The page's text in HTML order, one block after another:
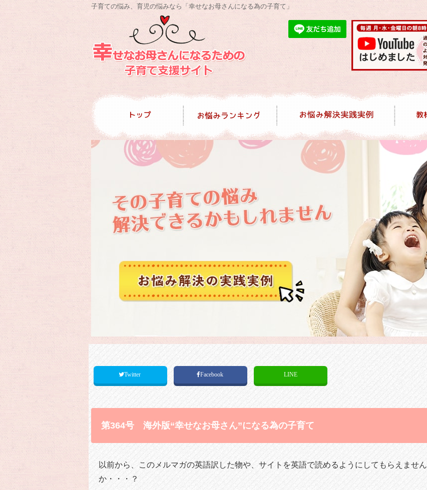
子育ての悩み、育児の悩みなら「幸せなお母さんになる為の子育て」
Twitter Facebook LINE
第364号 海外版“幸せなお母さん”になる為の子育て
以前から、このメルマガの英語訳した物や、サイトを英語で読めるようにしてもらえません
か・・・？